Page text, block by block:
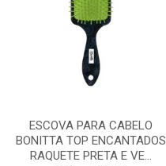
ESCOVA PARA CABELO
BONITTA TOP ENCANTADOS
RAQUETE PRETA E VE...